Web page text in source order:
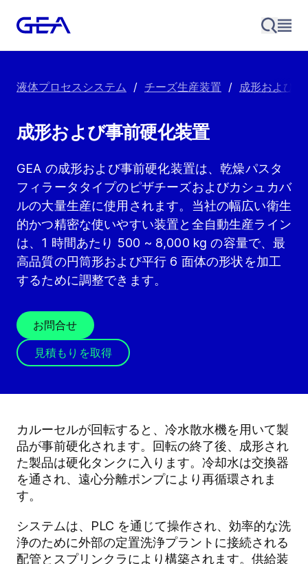
液体プロセスシステム / チーズ生産装置 / 成形および
成形および事前硬化装置
GEA の成形および事前硬化装置は、乾燥パスタ
フィラータタイプのピザチーズおよびカシュカバ
ルの大量生産に使用されます。当社の幅広い衛生
的かつ精密な使いやすい装置と全自動生産ライン
は、1 時間あたり 500 ~ 8,000 kg の容量で、最
高品質の円筒形および平行 6 面体の形状を加工
するために調整できます。
お問合せ
見積もりを取得
カルーセルが回転すると、冷水散水機を用いて製
品が事前硬化されます。回転の終了後、成形され
た製品は硬化タンクに入ります。冷却水は交換器
を通され、遠心分離ポンプにより再循環されま
す。
システムは、PLC を通じて操作され、効率的な洗
浄のために外部の定置洗浄プラントに接続される
配管とスプリンクラにより構築されます。供給装